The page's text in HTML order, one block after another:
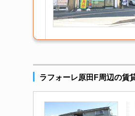
ラフォーレ原田F周辺の賃